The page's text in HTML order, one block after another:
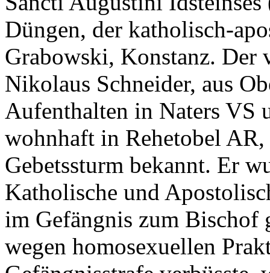
Düngen, der katholisch-
Grabowski, Konstanz. Der
Nikolaus Schneider, aus
Aufenthalten in Naters VS
wohnhaft in Rehetobel
Gebetssturm bekannt. Er
Katholische und
im Gefängnis zum Bischof
wegen homosexuellen